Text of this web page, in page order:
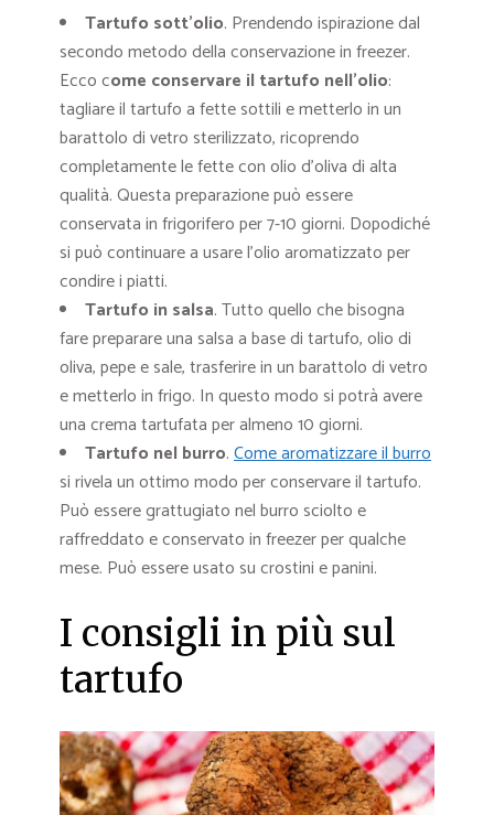
Tartufo sott’olio. Prendendo ispirazione dal
secondo metodo della conservazione in freezer.
Ecco come conservare il tartufo nell’olio:
tagliare il tartufo a fette sottili e metterlo in un
barattolo di vetro sterilizzato, ricoprendo
completamente le fette con olio d’oliva di alta
qualità. Questa preparazione può essere
conservata in frigorifero per 7-10 giorni. Dopodiché
si può continuare a usare l’olio aromatizzato per
condire i piatti.
Tartufo in salsa. Tutto quello che bisogna
fare preparare una salsa a base di tartufo, olio di
oliva, pepe e sale, trasferire in un barattolo di vetro
e metterlo in frigo. In questo modo si potrà avere
una crema tartufata per almeno 10 giorni.
Tartufo nel burro.Come aromatizzare il burro
si rivela un ottimo modo per conservare il tartufo.
Può essere grattugiato nel burro sciolto e
raffreddato e conservato in freezer per qualche
mese. Può essere usato su crostini e panini.
I consigli in più sul
tartufo